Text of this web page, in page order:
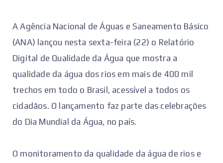
A Agência Nacional de Águas e Saneamento Básico
(ANA) lançou nesta sexta-feira (22) o Relatório
Digital de Qualidade da Água que mostra a
qualidade da água dos rios em mais de 400 mil
trechos em todo o Brasil, acessível a todos os
cidadãos. O lançamento faz parte das celebrações
do Dia Mundial da Água, no país.
O monitoramento da qualidade da água de rios e